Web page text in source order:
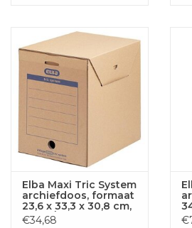
Elba Maxi Tric System
archiefdoos, formaat
23,6 x 33,3 x 30,8 cm,
beige/vanille
€34,68